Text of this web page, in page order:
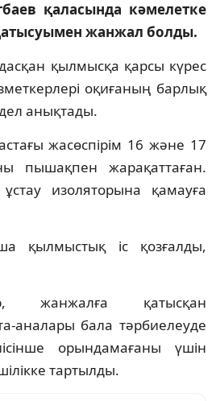
қаласында кәмелетке
жанжал болды.
қылмысқа қарсы күрес
оқиғаның барлық
анықтады.
жасөспірім 16 және 17
пышақпен жарақаттаған.
изоляторына қамауға
қылмыстық іс қозғалды,
жанжалға қатысқан
аналары бала тәрбиелеуде
орындамағаны үшін
тартылды.